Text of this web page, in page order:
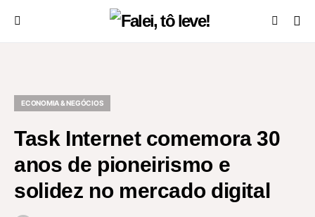
ECONOMIA & NEGÓCIOS
Task Internet comemora 30
anos de pioneirismo e
solidez no mercado digital